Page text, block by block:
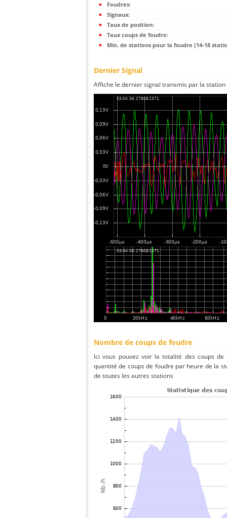
Foudres:
Signaux:
Taux de position:
Taux coups de foudre:
Min. de stations pour la foudre (14-18
Dernier Signal
Affiche le dernier signal transmis par la
Nombre de coups de foudre
Ici vous pouvez voir la totalité des coups
quantité de coups de foudre par heure de la
de toutes les autres stations